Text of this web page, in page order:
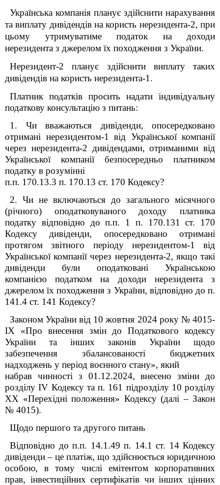
Українська компанія планує здійснити нарахування
та виплату дивідендів на користь нерезидента-2, при
цьому утримуватиме податок на доходи
нерезидента з джерелом їх походження з України.
Нерезидент-2 планує здійснити виплату таких
дивідендів на користь нерезидента-1.
Платник податків просить надати індивідуальну
податкову консультацію з питань:
1. Чи вважаються дивіденди, опосередковано
отримані нерезидентом-1 від Української компанії
через нерезидента-2 дивідендами, отриманими від
Української компанії безпосередньо платником
податку в розумінні
п.п. 170.13.3 п. 170.13 ст. 170 Кодексу?
2. Чи не включаються до загального місячного
(річного) оподатковуваного доходу платника
податку відповідно до п.п. 1 п. 170.131
ст. 170
Кодексу дивіденди, опосередковано отримані
протягом звітного періоду нерезидентом-1 від
Української компанії через нерезидента-2, якщо такі
дивіденди були оподатковані Українською
компанією податком на доходи нерезидента з
джерелом їх походження з України, відповідно до п.
141.4 ст. 141 Кодексу?
Законом України від 10 жовтня 2024 року № 4015-
ІХ «Про внесення змін до Податкового кодексу
України та інших законів України щодо
забезпечення збалансованості бюджетних
надходжень у період воєнного стану», який
набрав чинності з 01.12.2024, внесено зміни до
розділу IV Кодексу та п. 161 підрозділу 10 розділу
XX «Перехідні положення» Кодексу (далі – Закон
№ 4015).
Щодо першого та другого питань
Відповідно до п.п. 14.1.49 п. 14.1 ст. 14 Кодексу
дивіденди – це платіж, що здійснюється юридичною
особою, в тому числі емітентом корпоративних
прав, інвестиційних сертифікатів чи інших цінних